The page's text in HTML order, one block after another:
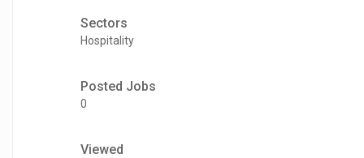
Sectors
Hospitality
Posted Jobs
0
Viewed